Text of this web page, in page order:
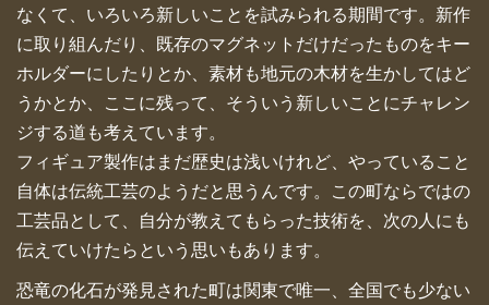
なくて、いろいろ新しいことを試みられる期間です。新作
に取り組んだり、既存のマグネットだけだったものをキー
ホルダーにしたりとか、素材も地元の木材を生かしてはど
うかとか、ここに残って、そういう新しいことにチャレン
ジする道も考えています。
フィギュア製作はまだ歴史は浅いけれど、やっていること
自体は伝統工芸のようだと思うんです。この町ならではの
工芸品として、自分が教えてもらった技術を、次の人にも
伝えていけたらという思いもあります。
恐竜の化石が発見された町は関東で唯一、全国でも少ない